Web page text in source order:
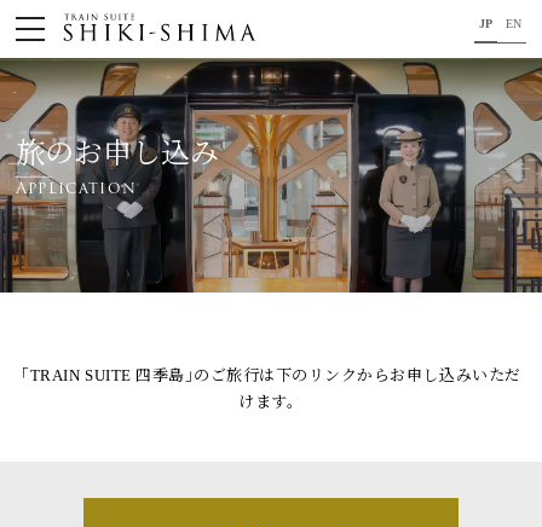
JP EN
HOME
車内のご紹介
旅の行程のご紹介
パンフレット・旅のお申し込み
オリジナル商品のご案内
旅のお申し込み
Application
｢TRAIN SUITE 四季島｣のご旅行は下のリンクからお申し込みいただ
けます。